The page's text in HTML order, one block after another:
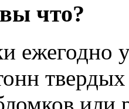
что?
ежегодно
или